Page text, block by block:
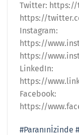
Twitter: https://
https://
Instagram:
https://
https://
LinkedIn:
https://
Facebook:
https://
#Paranınİzinde